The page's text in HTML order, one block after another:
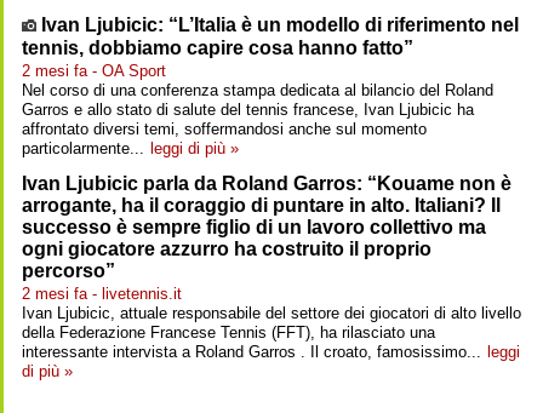
Ivan Ljubicic: “L’Italia è un modello di riferimento nel
tennis, dobbiamo capire cosa hanno fatto”
2 mesi fa - OA Sport
Nel corso di una conferenza stampa dedicata al bilancio del Roland
Garros e allo stato di salute del tennis francese, Ivan Ljubicic ha
affrontato diversi temi, soffermandosi anche sul momento
particolarmente... leggi di più »
Ivan Ljubicic parla da Roland Garros: “Kouame non è
arrogante, ha il coraggio di puntare in alto. Italiani? Il
successo è sempre figlio di un lavoro collettivo ma
ogni giocatore azzurro ha costruito il proprio
percorso”
2 mesi fa - livetennis.it
Ivan Ljubicic, attuale responsabile del settore dei giocatori di alto livello
della Federazione Francese Tennis (FFT), ha rilasciato una
interessante intervista a Roland Garros . Il croato, famosissimo... leggi
di più »